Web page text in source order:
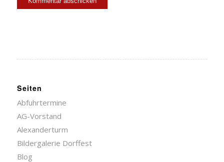
Seiten
Abfuhrtermine
AG-Vorstand
Alexanderturm
Bildergalerie Dorffest
Blog